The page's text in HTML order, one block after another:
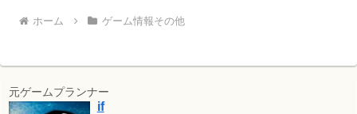
ホーム ゲーム情報その他
元ゲームプランナー
if